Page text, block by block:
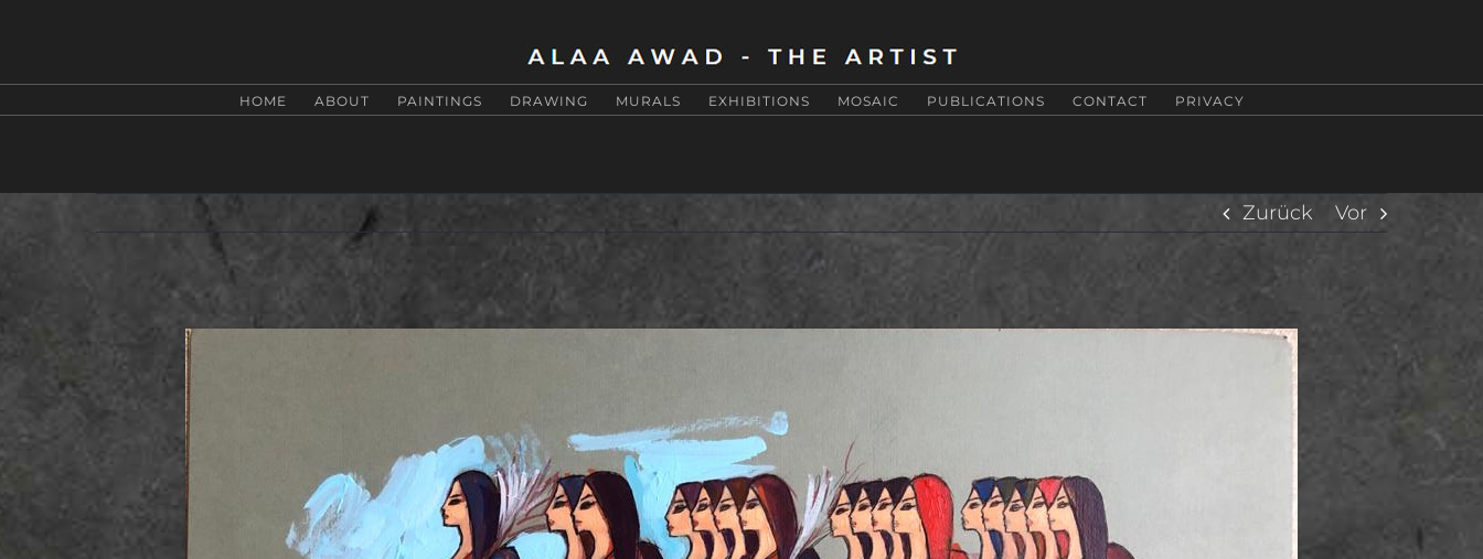
HOME ABOUT PAINTINGS DRAWING MURALS EXHIBITIONS MOSAIC PUBLICATIONS CONTACT PRIVACY
Zurück Vor